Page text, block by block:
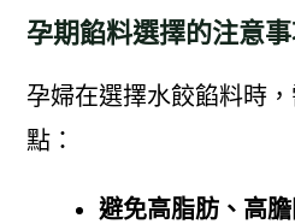
孕期餡料選擇的注意
孕婦在選擇水餃餡料時
點：
避免高脂肪、高膽